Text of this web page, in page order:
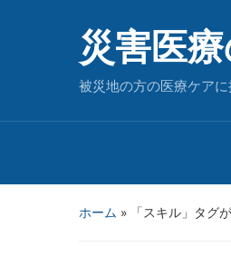
災害医
被災地の方の医療ケア
ホーム » 「スキル」タグ